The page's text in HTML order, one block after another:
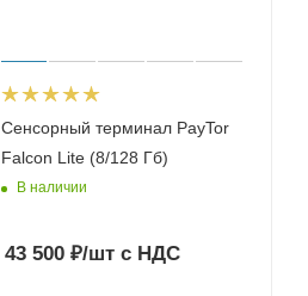
Сенсорный терминал PayTor
Falcon Lite (8/128 Гб)
В наличии
43 500₽/штс НДС